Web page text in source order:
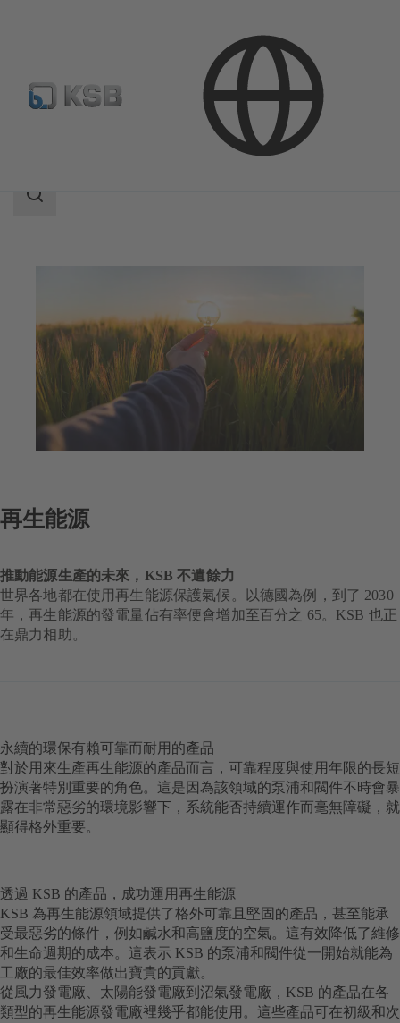
再生能源
搜
再生能源
推動能源生產的未來，KSB 不遺餘力
世界各地都在使用再生能源保護氣候。以德國為例，到了 2030
年，再生能源的發電量佔有率便會增加至百分之 65。KSB 也正
在鼎力相助。
永續的環保有賴可靠而耐用的產品
對於用來生產再生能源的產品而言，可靠程度與使用年限的長短
扮演著特別重要的角色。這是因為該領域的泵浦和閥件不時會暴
露在非常惡劣的環境影響下，系統能否持續運作而毫無障礙，就
顯得格外重要。
透過 KSB 的產品，成功運用再生能源
KSB 為再生能源領域提供了格外可靠且堅固的產品，甚至能承
受最惡劣的條件，例如鹹水和高鹽度的空氣。這有效降低了維修
和生命週期的成本。這表示 KSB 的泵浦和閥件從一開始就能為
工廠的最佳效率做出寶貴的貢獻。
從風力發電廠、太陽能發電廠到沼氣發電廠，KSB 的產品在各
類型的再生能源發電廠裡幾乎都能使用。這些產品可在初級和次